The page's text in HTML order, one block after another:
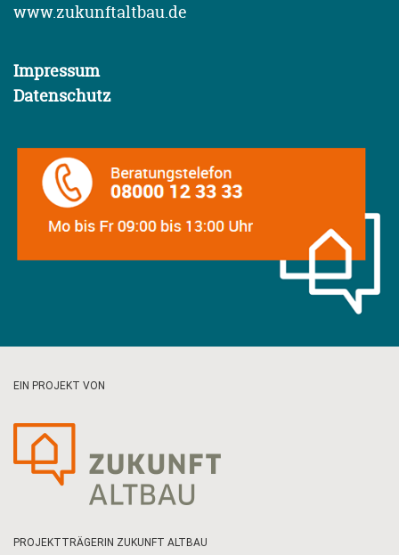
www.zukunftaltbau.de
Impressum
Datenschutz
EIN PROJEKT VON
PROJEKTTRÄGERIN ZUKUNFT ALTBAU